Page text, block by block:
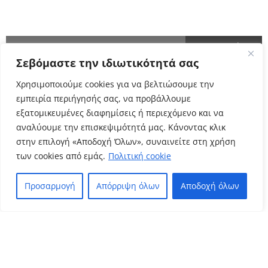
Σεβόμαστε την ιδιωτικότητά σας
Χρησιμοποιούμε cookies για να βελτιώσουμε την
εμπειρία περιήγησής σας, να προβάλλουμε
εξατομικευμένες διαφημίσεις ή περιεχόμενο και να
αναλύουμε την επισκεψιμότητά μας. Κάνοντας κλικ
στην επιλογή «Αποδοχή Όλων», συναινείτε στη χρήση
των cookies από εμάς. Πολιτική cookie
Προσαρμογή Απόρριψη όλων Αποδοχή όλων